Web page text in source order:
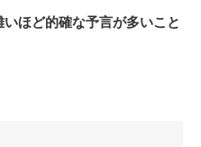
ほど的確な予言が多いこと